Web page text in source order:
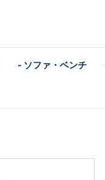
- ソファ・ベンチ